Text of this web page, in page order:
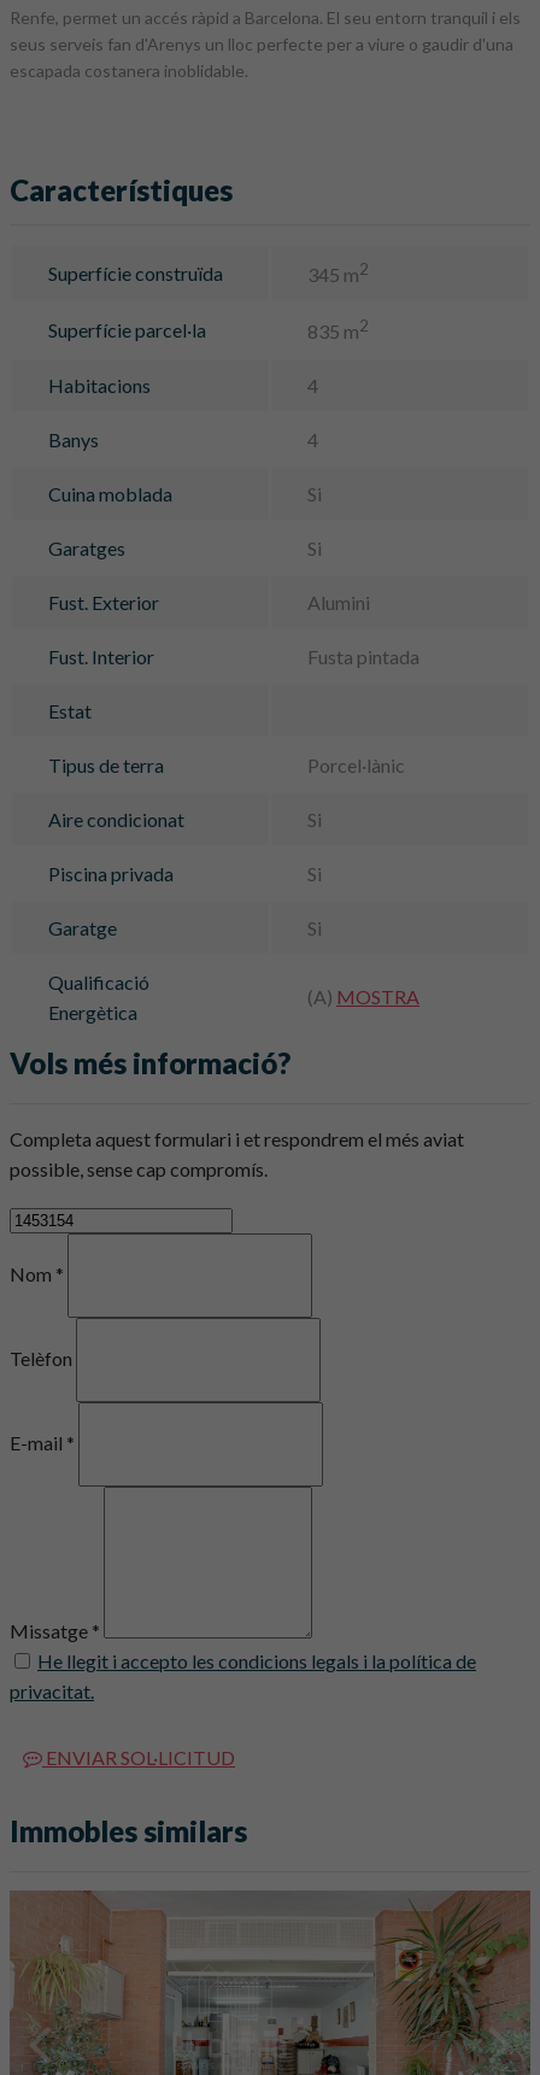
Renfe, permet un accés ràpid a Barcelona. El seu entorn tranquil i els
seus serveis fan d'Arenys un lloc perfecte per a viure o gaudir d'una
escapada costanera inoblidable.
Característiques
Superfície construïda 345 m2
Superfície parcel·la 835 m2
Habitacions 4
Banys 4
Cuina moblada Si
Garatges Si
Fust. Exterior Alumini
Fust. Interior Fusta pintada
Estat
Tipus de terra Porcel·lànic
Aire condicionat Si
Piscina privada Si
Garatge Si
Qualificació
Energètica
(A) MOSTRA
Vols més informació?
Completa aquest formulari i et respondrem el més aviat
possible, sense cap compromís.
Nom *
Telèfon
E-mail *
Missatge *
He llegit i accepto les condicions legals i la política de
privacitat.
ENVIAR SOL·LICITUD
Immobles similars